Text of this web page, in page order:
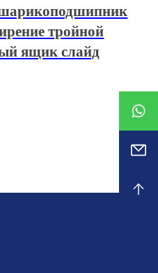
тройной
ящик слайд